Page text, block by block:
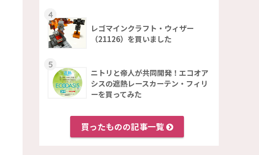
4
レゴマインクラフト・ウィザー
（21126）を買いました
5
ニトリと帝人が共同開発！エコオア
シスの遮熱レースカーテン・フィリ
ーを買ってみた
買ったものの記事一覧